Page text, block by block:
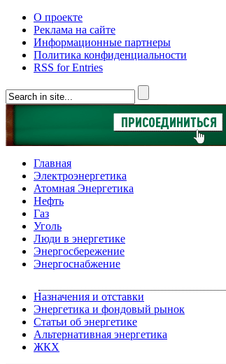
О проекте
Реклама на сайте
Информационные партнеры
Политика конфиденциальности
RSS for Entries
Главная
Электроэнергетика
Атомная Энергетика
Нефть
Газ
Уголь
Люди в энергетике
Энергосбережение
Энергоснабжение
Назначения и отставки
Энергетика и фондовый рынок
Статьи об энергетике
Альтернативная энергетика
ЖКХ